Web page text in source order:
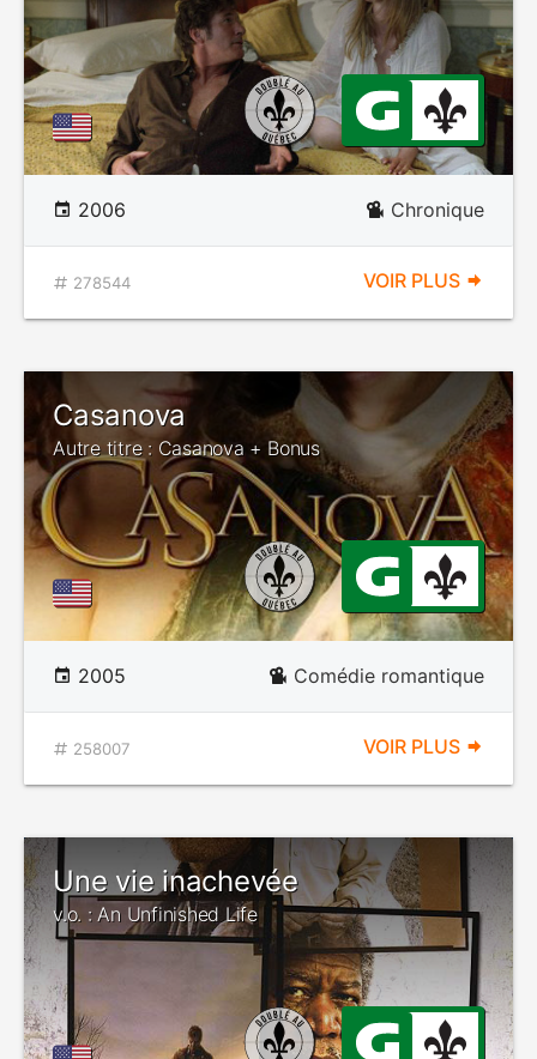
2006 Chronique
278544 VOIR PLUS
Casanova
Autre titre : Casanova + Bonus
2005 Comédie romantique
258007 VOIR PLUS
Une vie inachevée
v.o. : An Unfinished Life